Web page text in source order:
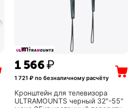
1 566₽
1 721 ₽ по безналичному расчёту
Кронштейн для телевизора
ULTRAMOUNTS черный 32"-55"